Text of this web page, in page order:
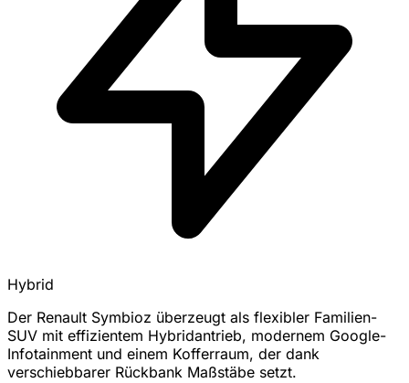
Hybrid
Der Renault Symbioz überzeugt als flexibler Familien-
SUV mit effizientem Hybridantrieb, modernem Google-
Infotainment und einem Kofferraum, der dank
verschiebbarer Rückbank Maßstäbe setzt.